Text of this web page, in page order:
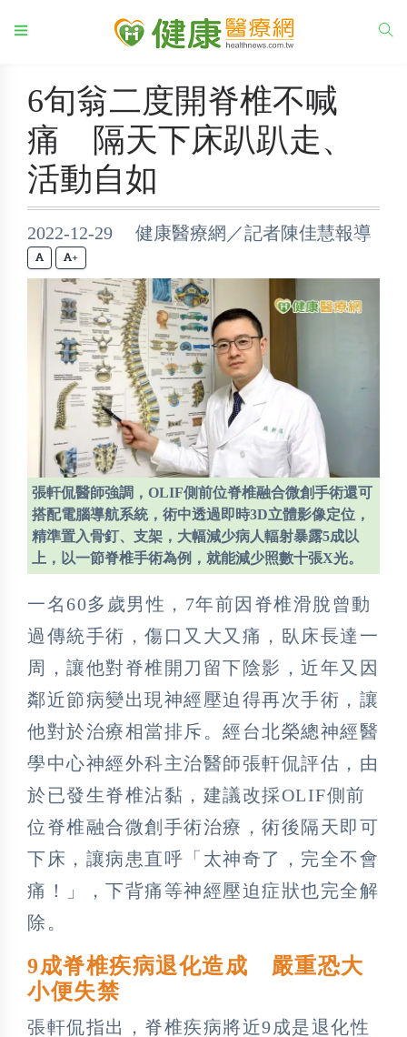
6旬翁二度開脊椎不喊
痛 隔天下床趴趴走、
活動自如
2022-12-29 健康醫療網／記者陳佳慧報導
+
張軒侃醫師強調，OLIF側前位脊椎融合微創手術還可
搭配電腦導航系統，術中透過即時3D立體影像定位，
精準置入骨釘、支架，大幅減少病人輻射暴露5成以
上，以一節脊椎手術為例，就能減少照數十張X光。
一名60多歲男性，7年前因脊椎滑脫曾動
過傳統手術，傷口又大又痛，臥床長達一
周，讓他對脊椎開刀留下陰影，近年又因
鄰近節病變出現神經壓迫得再次手術，讓
他對於治療相當排斥。經台北榮總神經醫
學中心神經外科主治醫師張軒侃評估，由
於已發生脊椎沾黏，建議改採OLIF側前
位脊椎融合微創手術治療，術後隔天即可
下床，讓病患直呼「太神奇了，完全不會
痛！」，下背痛等神經壓迫症狀也完全解
除。
9成脊椎疾病退化造成 嚴重恐大
小便失禁
張軒侃指出，脊椎疾病將近9成是退化性